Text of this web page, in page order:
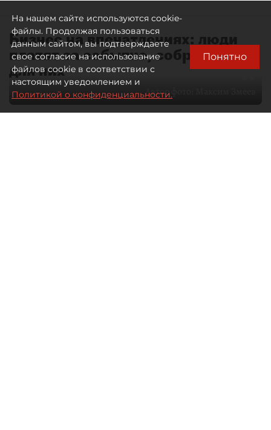
Бизнес на впечатлениях: люди
платят за событие, собранное
для них
Автор фото:
На нашем сайте используются cookie-
файлы. Продолжая пользоваться
данным сайтом, вы подтверждаете
свое согласие на использование
файлов cookie в соответствии с
настоящим уведомлением и
Политикой о конфиденциальности.
Понятно